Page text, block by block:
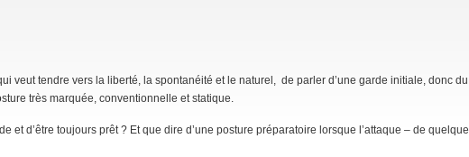
veut tendre vers la liberté, la spontanéité et le naturel, de parler d’une garde initiale, donc du
très marquée, conventionnelle et statique.
et d’être toujours prêt ? Et que dire d’une posture préparatoire lorsque l’attaque – de quelque